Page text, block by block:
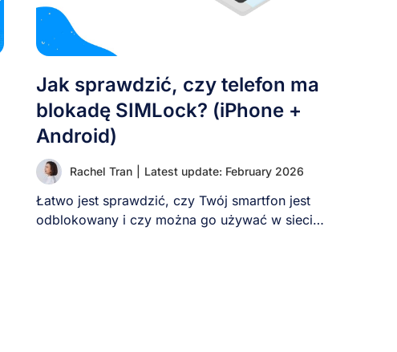
Jak sprawdzić, czy telefon ma
blokadę SIMLock? (iPhone +
Android)
Rachel Tran Latest update: February 2026
Łatwo jest sprawdzić, czy Twój smartfon jest
odblokowany i czy można go używać w sieci